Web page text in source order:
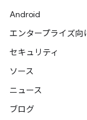
Android
エンタープライズ向
セキュリティ
ソース
ニュース
ブログ